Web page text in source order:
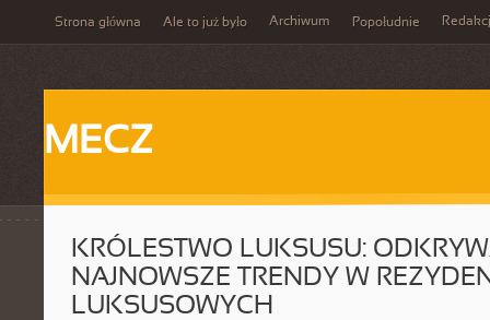
Strona główna Ale to już było Archiwum Popołudnie
MECZ
KRÓLESTWO LUKSUSU:
NAJNOWSZE TRENDY W
LUKSUSOWYCH